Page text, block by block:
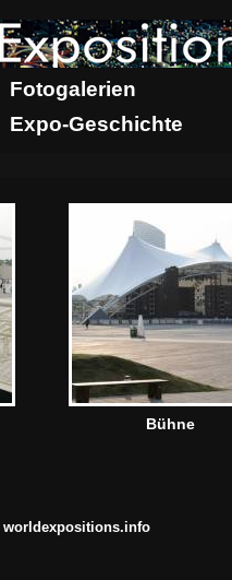
Fotogalerien
Expo-Geschichte
Bühne
worldexpositions.info